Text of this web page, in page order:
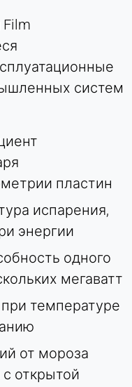
Film
систем
пластин
испарения,
энергии
одного
мегаватт
температуре
от мороза
открытой